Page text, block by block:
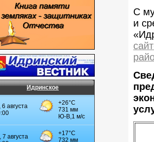
Идринское
С
и